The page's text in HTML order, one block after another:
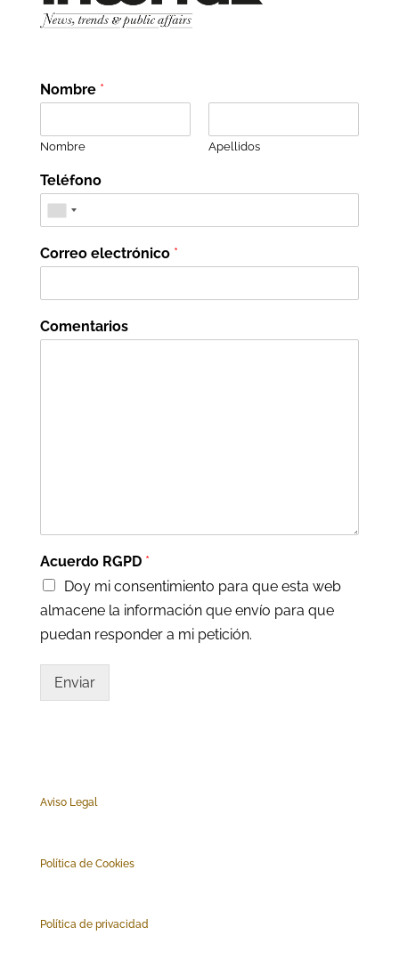
Nombre *
Nombre Apellidos
Teléfono
Correo electrónico *
Comentarios
Acuerdo RGPD *
Doy mi consentimiento para que esta web
almacene la información que envío para que
puedan responder a mi petición.
Enviar
Aviso Legal
Política de Cookies
Política de privacidad